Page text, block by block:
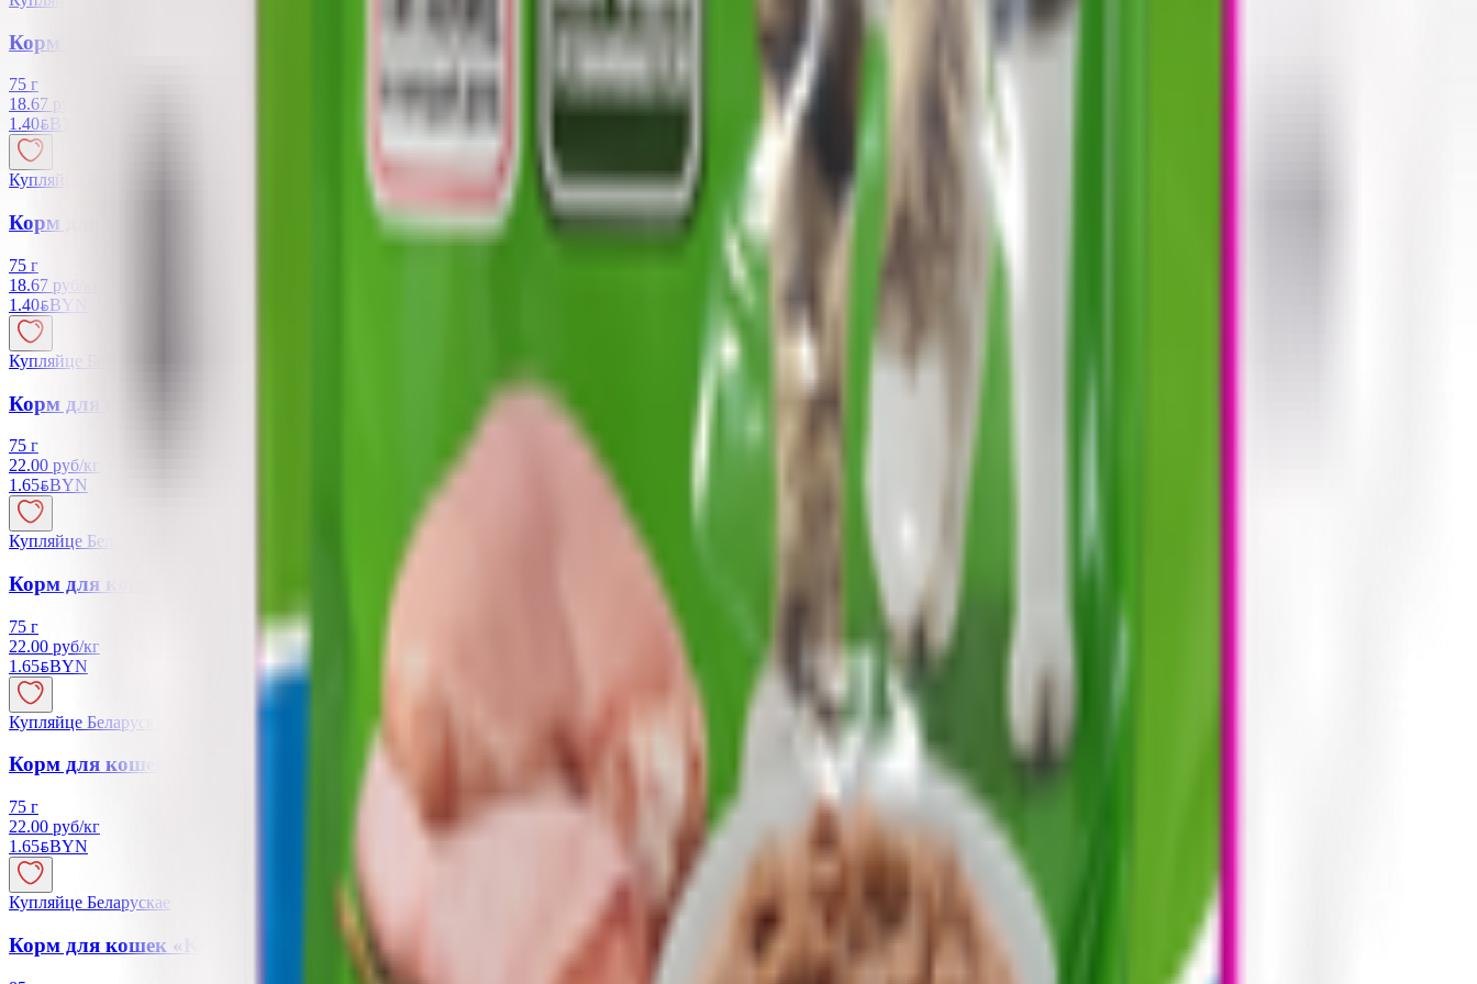
Корм для кошек «Whiskas» желе с лососем
75 г
18.67 руб/кг
1.40BYNBYN
Купляйце Беларускае
Корм для кошек «Whiskas» желе с курицей
75 г
18.67 руб/кг
1.40BYNBYN
Купляйце Беларускае
Корм для кошек «Perfect Fit» индейка в соусе
75 г
22.00 руб/кг
1.65BYNBYN
Купляйце Беларускае
Корм для кошек «PERFECT FIT» лосось
75 г
22.00 руб/кг
1.65BYNBYN
Купляйце Беларускае
Корм для кошек «PERFECT FIT» курица
75 г
22.00 руб/кг
1.65BYNBYN
Купляйце Беларускае
Корм для кошек «Kitekat» ягнёнок в соусе